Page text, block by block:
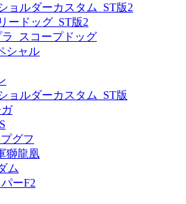
ョルダーカスタム_ST版2
ードッグ_ST版2
_スコープドッグ
シャル
ョルダーカスタム_ST版
グフ
獅龍凰
ム
ーF2